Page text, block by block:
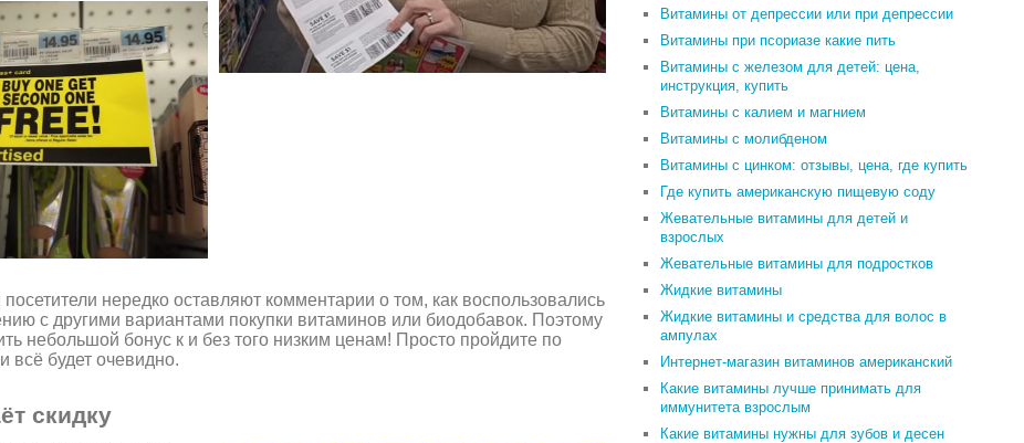
нередко оставляют комментарии о том, как воспользовались
с другими вариантами покупки витаминов или биодобавок. Поэтому
небольшой бонус к и без того низким ценам! Просто пройдите по
всё будет очевидно.
скидку
Витамины от депрессии или при депрессии
Витамины при псориазе какие пить
Витамины с железом для детей: цена,
инструкция, купить
Витамины с калием и магнием
Витамины с молибденом
Витамины с цинком: отзывы, цена, где купить
Где купить американскую пищевую соду
Жевательные витамины для детей и
взрослых
Жевательные витамины для подростков
Жидкие витамины
Жидкие витамины и средства для волос в
ампулах
Интернет-магазин витаминов американский
Какие витамины лучше принимать для
иммунитета взрослым
Какие витамины нужны для зубов и десен